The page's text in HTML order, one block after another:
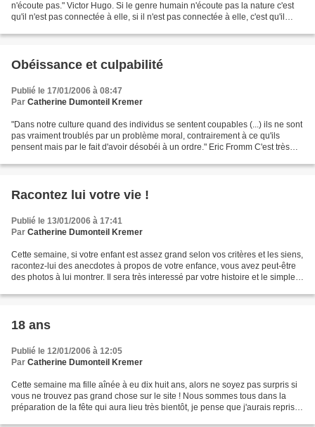
n'écoute pas." Victor Hugo. Si le genre humain n'écoute pas la nature c'est
qu'il n'est pas connectée à elle, si il n'est pas connectée à elle, c'est qu'il
Obéissance et culpabilité
Publié le 17/01/2006 à 08:47
Par Catherine Dumonteil Kremer
"Dans notre culture quand des individus se sentent coupables (...) ils ne sont
pas vraiment troublés par un problème moral, contrairement à ce qu'ils
pensent mais par le fait d'avoir désobéi à un ordre." Eric Fromm C'est très
Racontez lui votre vie !
Publié le 13/01/2006 à 17:41
Par Catherine Dumonteil Kremer
Cette semaine, si votre enfant est assez grand selon vos critères et les siens,
racontez-lui des anecdotes à propos de votre enfance, vous avez peut-être
des photos à lui montrer. Il sera très interessé par votre histoire et le simple
18 ans
Publié le 12/01/2006 à 12:05
Par Catherine Dumonteil Kremer
Cette semaine ma fille aînée à eu dix huit ans, alors ne soyez pas surpris si
vous ne trouvez pas grand chose sur le site ! Nous sommes tous dans la
préparation de la fête qui aura lieu très bientôt, je pense que j'aurais repris